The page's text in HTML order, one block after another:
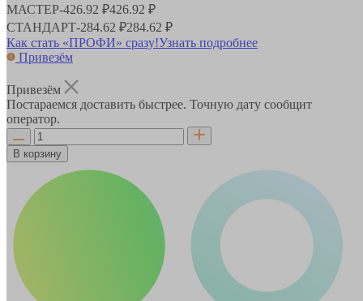
МАСТЕР-426.92 ₽426.92 ₽
СТАНДАРТ-284.62 ₽284.62 ₽
Как стать «ПРОФИ» сразу!Узнать подробнее
Привезём
Привезём
Постараемся доставить быстрее. Точную дату сообщит
оператор.
В корзину